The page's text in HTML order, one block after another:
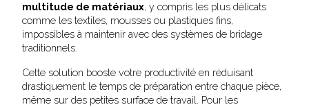
multitude de matériaux, y compris les plus délicats
comme les textiles, mousses ou plastiques fins,
impossibles à maintenir avec des systèmes de bridage
traditionnels.
Cette solution booste votre productivité en réduisant
drastiquement le temps de préparation entre chaque pièce,
même sur des petites surface de travail. Pour les